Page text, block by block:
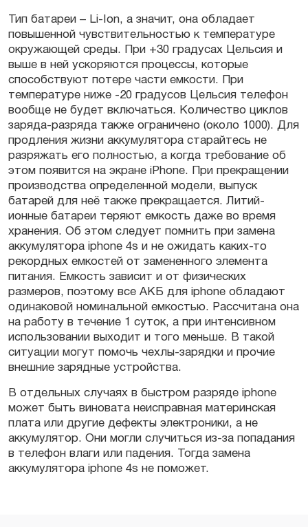
Тип батареи – Li-Ion, а значит, она обладает
повышенной чувствительностью к температуре
окружающей среды. При +30 градусах Цельсия и
выше в ней ускоряются процессы, которые
способствуют потере части емкости. При
температуре ниже -20 градусов Цельсия телефон
вообще не будет включаться. Количество циклов
заряда-разряда также ограничено (около 1000). Для
продления жизни аккумулятора старайтесь не
разряжать его полностью, а когда требование об
этом появится на экране iPhone. При прекращении
производства определенной модели, выпуск
батарей для неё также прекращается. Литий-
ионные батареи теряют емкость даже во время
хранения. Об этом следует помнить при замена
аккумулятора iphone 4s и не ожидать каких-то
рекордных емкостей от замененного элемента
питания. Емкость зависит и от физических
размеров, поэтому все АКБ для iphone обладают
одинаковой номинальной емкостью. Рассчитана она
на работу в течение 1 суток, а при интенсивном
использовании выходит и того меньше. В такой
ситуации могут помочь чехлы-зарядки и прочие
внешние зарядные устройства.
В отдельных случаях в быстром разряде iphone
может быть виновата неисправная материнская
плата или другие дефекты электроники, а не
аккумулятор. Они могли случиться из-за попадания
в телефон влаги или падения. Тогда замена
аккумулятора iphone 4s не поможет.